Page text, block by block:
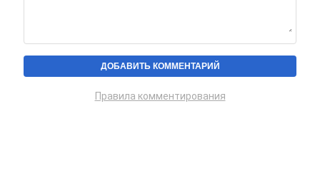
Правила комментирования